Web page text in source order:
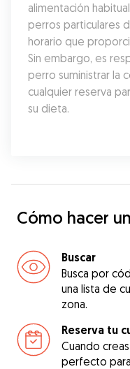
alimentación
perros particulares
horario que
Sin embargo, es
perro suministrar la
cualquier reserva
su dieta.
Cómo hacer
Buscar
Busca por
una lista de
zona.
Reserva tu
Cuando
perfecto